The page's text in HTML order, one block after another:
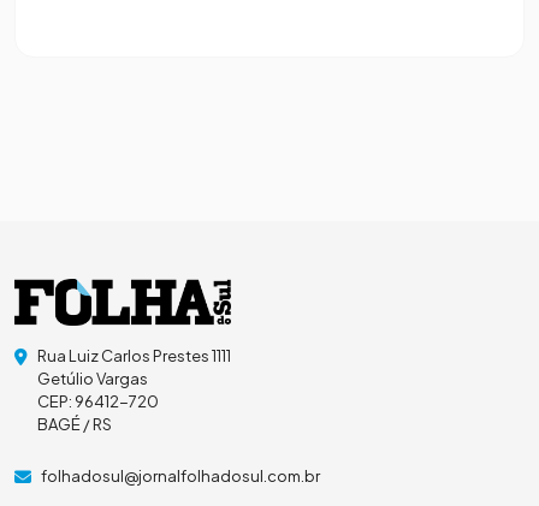
Rua Luiz Carlos Prestes 1111
Getúlio Vargas
CEP: 96412-720
BAGÉ / RS
folhadosul@jornalfolhadosul.com.br